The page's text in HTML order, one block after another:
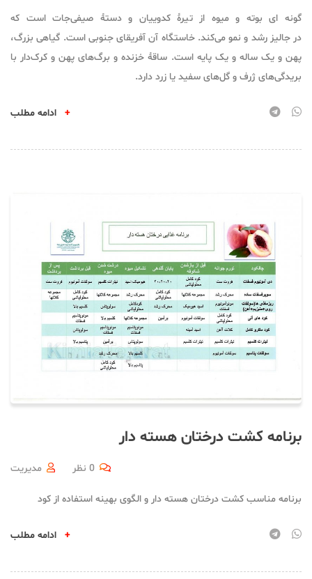
گونه ای بوته و میوه از تیرهٔ کدوییان و دستهٔ صیفی‌جات است که
در جالیز رشد و نمو می‌کند. خاستگاه آن آفریقای جنوبی است. گیاهی بزرگ،
پهن و یک ساله و یک پایه است. ساقهٔ خزنده و برگ‌های پهن و کرک‌دار با
بریدگی‌های ژرف و گل‌های سفید یا زرد دارد.
+
برنامه کشت درختان هسته دار
مدیریت 0 نظر
برنامه مناسب کشت درختان هسته دار و الگوی بهینه استفاده از کود
+